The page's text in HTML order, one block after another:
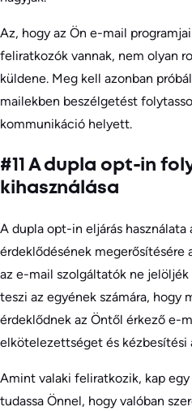
Az, hogy az Ön e-mail
feliratkozók vannak, nem olyan
küldene. Meg kell azonban
mailekben beszélgetést
kommunikáció helyett.
#11 A dupla opt-in
kihasználása
A dupla opt-in eljárás
érdeklődésének megerősítésére
az e-mail szolgáltatók ne
teszi az egyének számára, hogy
érdeklődnek az Öntől érkező e-
elkötelezettséget és kézbesítési
Amint valaki feliratkozik, kap
tudassa Önnel, hogy valóban